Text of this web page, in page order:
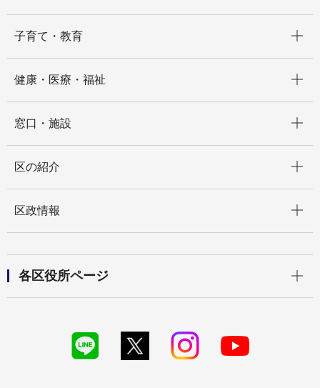
子育て・教育
健康・医療・福祉
窓口・施設
区の紹介
区政情報
各区役所ページ